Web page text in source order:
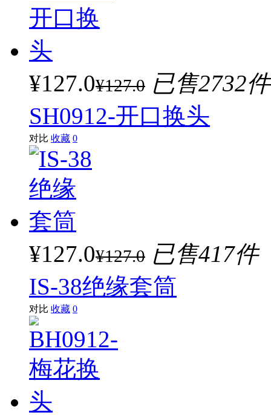
¥127.0¥127.0 已售2732件
SH0912-开口换头
对比 收藏 0
¥127.0¥127.0 已售417件
IS-38绝缘套筒
对比 收藏 0